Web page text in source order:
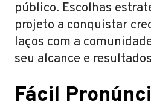
público. Escolhas
projeto a conquistar
laços com a
seu alcance e
Fácil